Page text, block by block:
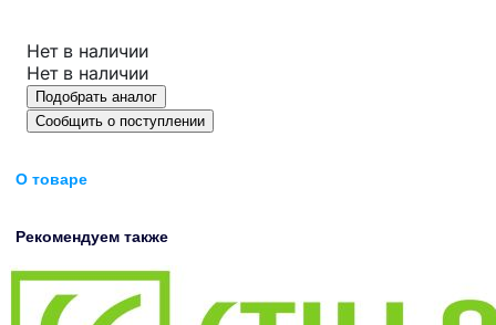
Нет в наличии
Нет в наличии
Подобрать аналог
Сообщить о поступлении
О товаре
Рекомендуем также